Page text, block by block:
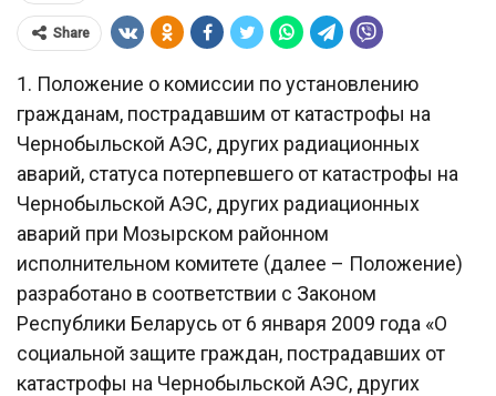
Share
1. Положение о комиссии по установлению
гражданам, пострадавшим от катастрофы на
Чернобыльской АЭС, других радиационных
аварий, статуса потерпевшего от катастрофы на
Чернобыльской АЭС, других радиационных
аварий при Мозырском районном
исполнительном комитете (далее – Положение)
разработано в соответствии с Законом
Республики Беларусь от 6 января 2009 года «О
социальной защите граждан, пострадавших от
катастрофы на Чернобыльской АЭС, других